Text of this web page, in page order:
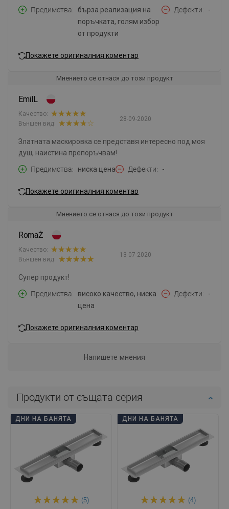
Предимства
бърза реализация на
поръчката, голям избор
от продукти
Дефекти -
Покажете оригиналния коментар
Мнението се отнася до този продукт
EmilL
28-09-2020
Качество:
Външен вид:
Златната маскировка се представя интересно под моя
душ, наистина препоръчвам!
Предимства
ниска цена Дефекти -
Покажете оригиналния коментар
Мнението се отнася до този продукт
RomaŻ
13-07-2020
Качество:
Външен вид:
Супер продукт!
Предимства
високо качество, ниска
цена
Дефекти -
Покажете оригиналния коментар
Напишете мнения
Продукти от същата серия
ДНИ НА БАНЯТА
(5)
ДНИ НА БАНЯТА
(4)